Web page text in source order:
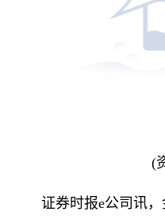
(
证券时报e公司讯，